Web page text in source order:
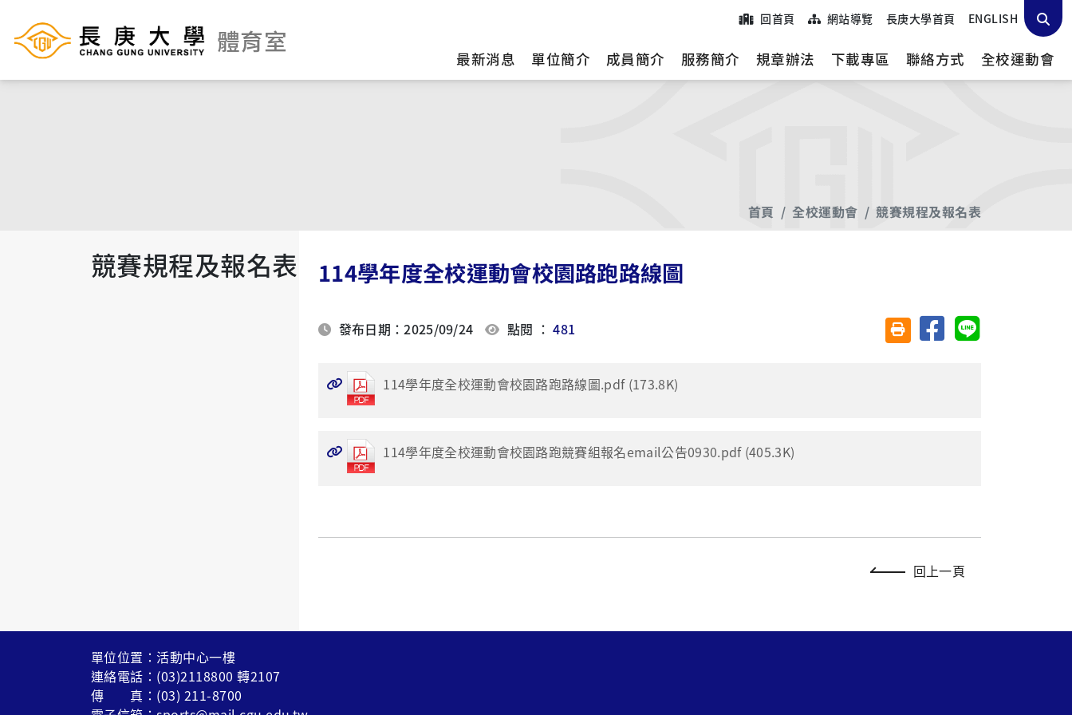
體育室
回首頁 網站導覽 長庚大學首頁 ENGLISH
最新消息 單位簡介 成員簡介 服務簡介 規章辦法 下載專區 聯絡方式 全校運動會
首頁 全校運動會 競賽規程及報名表
競賽規程及報名表 114學年度全校運動會校園路跑路線圖
發布日期：2025/09/24 點閱 ：481 友善列印(另開視窗)
分享至臉書分享至 Line
114學年度全校運動會校園路跑路線圖.pdf (173.8K)
114學年度全校運動會校園路跑競賽組報名email公告0930.pdf (405.3K)
回上一頁
單位位置：活動中心一樓
連絡電話：(03)2118800 轉2107
傳 真：(03) 211-8700